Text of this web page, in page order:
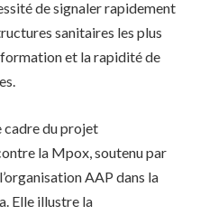
de signaler rapidement
sanitaires les plus
et la rapidité de
cadre du projet
la Mpox, soutenu par
AAP dans la
Elle illustre la